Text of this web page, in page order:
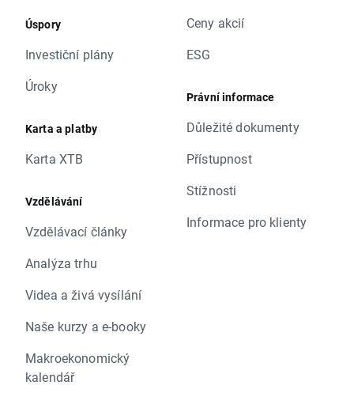
Úspory
Investiční plány
Úroky
Karta a platby
Karta XTB
Vzdělávání
Vzdělávací články
Analýza trhu
Videa a živá vysílání
Naše kurzy a e-booky
Makroekonomický
kalendář
Ceny akcií
ESG
Právní informace
Důležité dokumenty
Přístupnost
Stížnosti
Informace pro klienty